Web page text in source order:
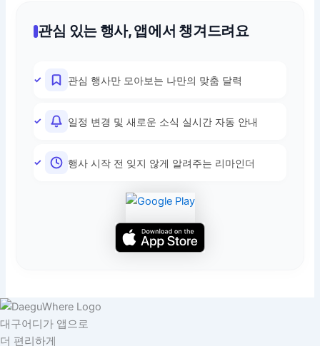
관심 있는 행사, 앱에서 챙겨드려요
관심 행사만 모아보는 나만의 맞춤 달력
일정 변경 및 새로운 소식 실시간 자동 안내
행사 시작 전 잊지 않게 알려주는 리마인더
대구어디가 앱으로
더 편리하게